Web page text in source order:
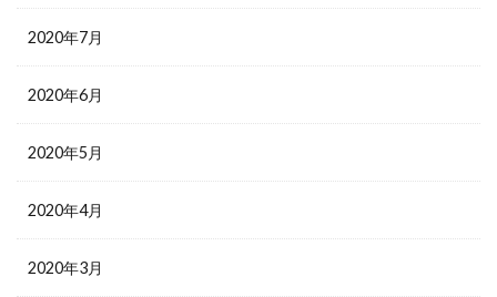
2020年7月
2020年6月
2020年5月
2020年4月
2020年3月